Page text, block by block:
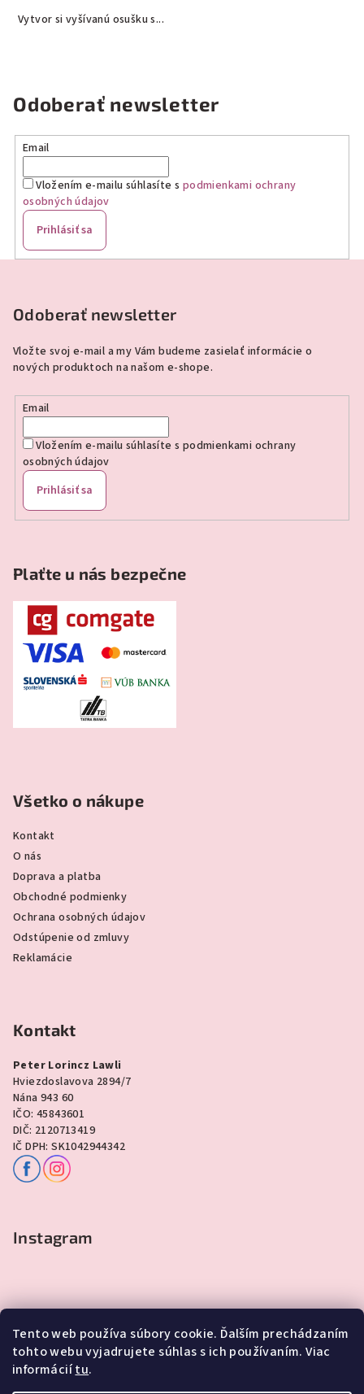
Tento web používa súbory cookie. Ďalším prechádzaním
tohto webu vyjadrujete súhlas s ich používaním. Viac
informáciítu.
z
Vytvor si vyšívanú osušku s...
Odoberať newsletter
Email
Vložením e-mailu súhlasíte s podmienkami ochrany
osobných údajov
Prihlásiť sa
Odoberať newsletter
Vložte svoj e-mail a my Vám budeme zasielať informácie o
nových produktoch na našom e-shope.
Email
Vložením e-mailu súhlasíte s podmienkami ochrany
osobných údajov
Prihlásiť sa
Plaťte u nás bezpečne
Všetko o nákupe
Kontakt
O nás
Doprava a platba
Obchodné podmienky
Ochrana osobných údajov
Odstúpenie od zmluvy
Reklamácie
Kontakt
Peter Lorincz Lawli
Hviezdoslavova 2894/7
Nána 943 60
IČO: 45843601
DIČ: 2120713419
IČ DPH: SK1042944342
Instagram